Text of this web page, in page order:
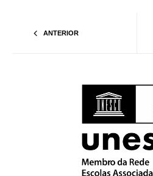
ANTERIOR